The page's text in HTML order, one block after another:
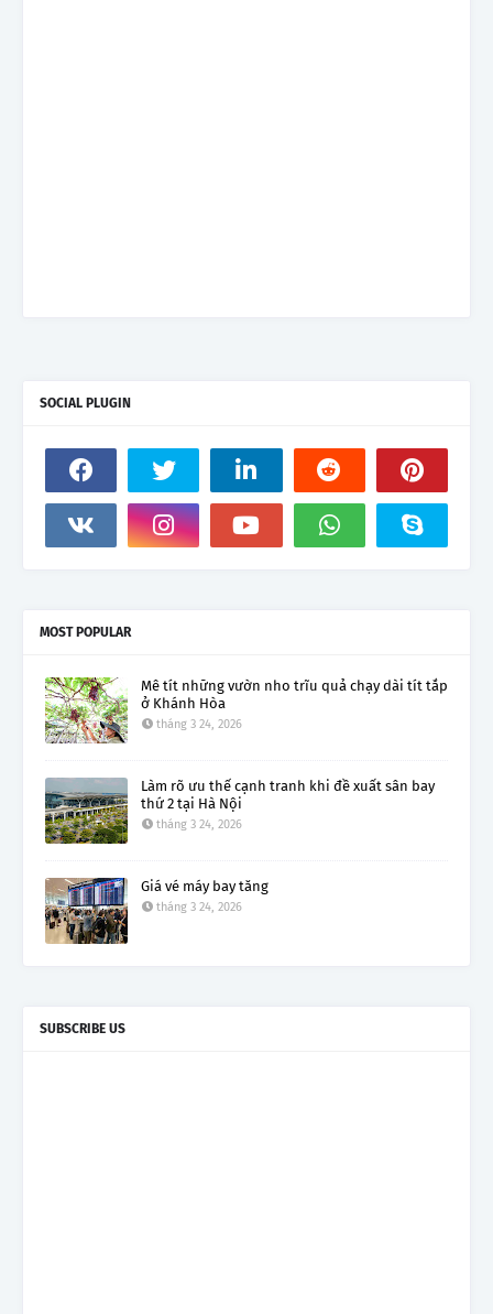
SOCIAL PLUGIN
MOST POPULAR
Mê tít những vườn nho trĩu quả chạy dài tít tắp
ở Khánh Hòa
tháng 3 24, 2026
Làm rõ ưu thế cạnh tranh khi đề xuất sân bay
thứ 2 tại Hà Nội
tháng 3 24, 2026
Giá vé máy bay tăng
tháng 3 24, 2026
SUBSCRIBE US